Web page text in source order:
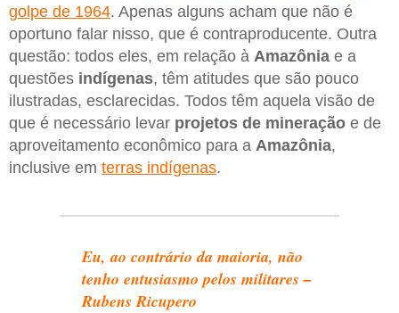
golpe de 1964. Apenas alguns acham que não é
oportuno falar nisso, que é contraproducente. Outra
questão: todos eles, em relação à Amazônia e a
questões indígenas, têm atitudes que são pouco
ilustradas, esclarecidas. Todos têm aquela visão de
que é necessário levar projetos de mineração e de
aproveitamento econômico para a Amazônia,
inclusive em terras indígenas.
Eu, ao contrário da maioria, não
tenho entusiasmo pelos militares –
Rubens Ricupero